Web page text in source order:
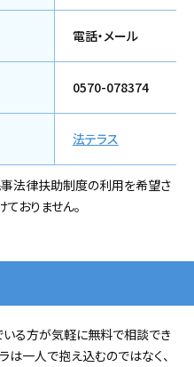
電話・メール
0570-078374
法テラス
法律扶助制度の利用を希望さ
おりません。
いる方が気軽に無料で相談でき
は一人で抱え込むのではなく、